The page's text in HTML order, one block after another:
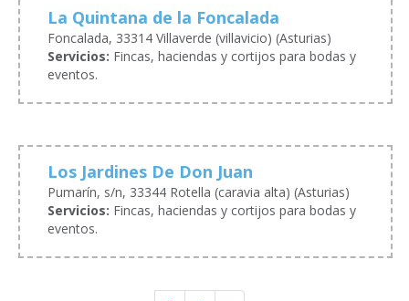
La Quintana de la Foncalada
Foncalada, 33314 Villaverde (villavicio) (Asturias)
Servicios: Fincas, haciendas y cortijos para bodas y
eventos.
Los Jardines De Don Juan
Pumarín, s/n, 33344 Rotella (caravia alta) (Asturias)
Servicios: Fincas, haciendas y cortijos para bodas y
eventos.